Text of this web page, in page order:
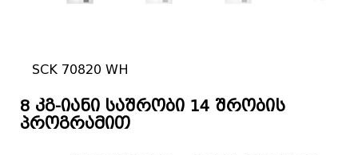
SCK 70820 WH
8 კგ-იანი საშრობი 14 შრობის
პროგრამით